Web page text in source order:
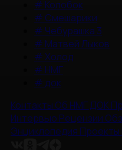
# Колобок
# Смешарики
# Чебурашка 3
# Матвей Лыков
#Холод
# НМГ
# док
Контакты Об НМГ ДОК
Интервью Рецензии
Энциклопедия